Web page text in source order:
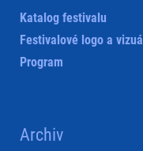
Katalog festivalu
Festivalové logo a
Program
Archiv